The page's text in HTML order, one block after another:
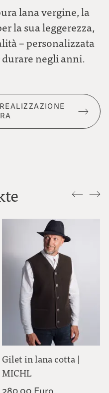
lana vergine, la
la sua leggerezza,
– personalizzata
durare negli anni.
Gilet in lana cotta |
MICHL